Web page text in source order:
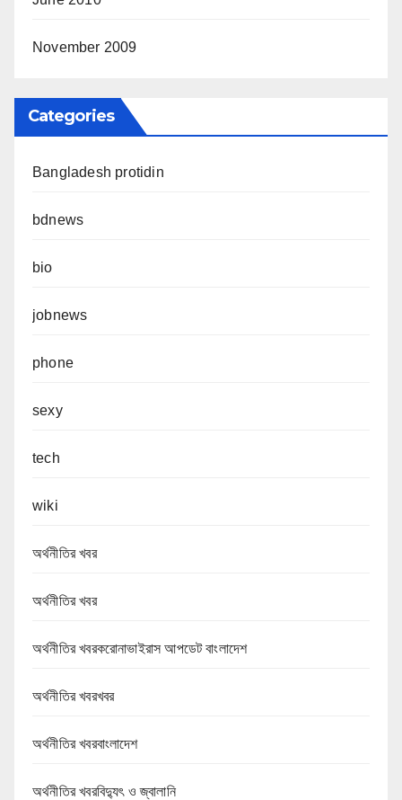
November 2009
Categories
Bangladesh protidin
bdnews
bio
jobnews
phone
sexy
tech
wiki
অর্থনীতির খবর
অর্থনীতির খবর
অর্থনীতির খবরকরোনাভাইরাস আপডেট বাংলাদেশ
অর্থনীতির খবরখবর
অর্থনীতির খবরবাংলাদেশ
অর্থনীতির খবরবিদ্যুৎ ও জ্বালানি